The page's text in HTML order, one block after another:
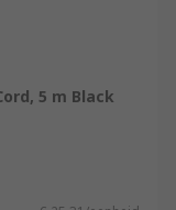
5 m Black